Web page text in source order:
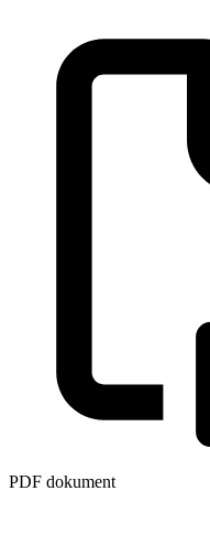
PDF dokument